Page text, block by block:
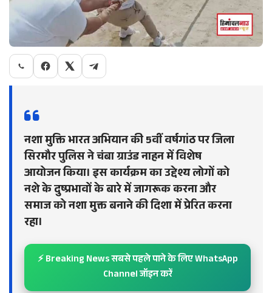
नशा मुक्ति भारत अभियान की 5वीं वर्षगांठ पर जिला
सिरमौर पुलिस ने चंबा ग्राउंड नाहन में विशेष
आयोजन किया। इस कार्यक्रम का उद्देश्य लोगों को
नशे के दुष्प्रभावों के बारे में जागरूक करना और
समाज को नशा मुक्त बनाने की दिशा में प्रेरित करना
रहा।
⚡ Breaking News सबसे पहले पाने के लिए WhatsApp
Channel जॉइन करें